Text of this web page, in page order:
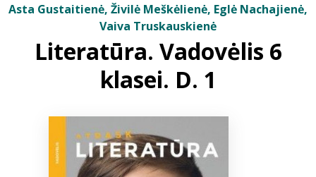
Leidiniai
ELVIS atvyksta
Asta Gustaitienė, Živilė Meškėlienė, Eglė Nachajienė,
Vaiva Truskauskienė
Literatūra. Vadovėlis 6
klasei. D. 1